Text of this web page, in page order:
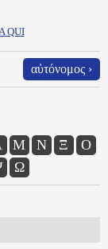
QUI
αὐτόνομος ›
Μ Ν Ξ
Ο
Ω